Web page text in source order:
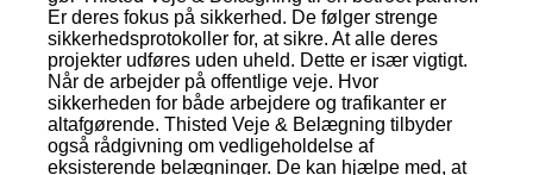
Er deres fokus på sikkerhed. De følger strenge
sikkerhedsprotokoller for, at sikre. At alle deres
projekter udføres uden uheld. Dette er især vigtigt.
Når de arbejder på offentlige veje. Hvor
sikkerheden for både arbejdere og trafikanter er
altafgørende. Thisted Veje & Belægning tilbyder
også rådgivning om vedligeholdelse af
eksisterende belægninger. De kan hjælpe med, at